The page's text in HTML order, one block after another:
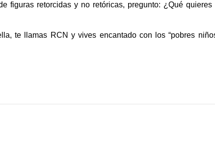
figuras retorcidas y no retóricas, pregunto: ¿Qué quieres
te llamas RCN y vives encantado con los “pobres